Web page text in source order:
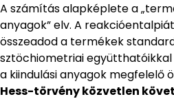
A számítás alapképlete a
anyagok” elv. A
összeadod a termékek
sztöchiometriai együtthatóikkal
a kiindulási anyagok megfelelő
Hess-törvény közvetlen